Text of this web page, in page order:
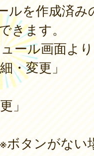
ルを作成済み
きます。
ール画面より
・変更」
」
ボタンがない